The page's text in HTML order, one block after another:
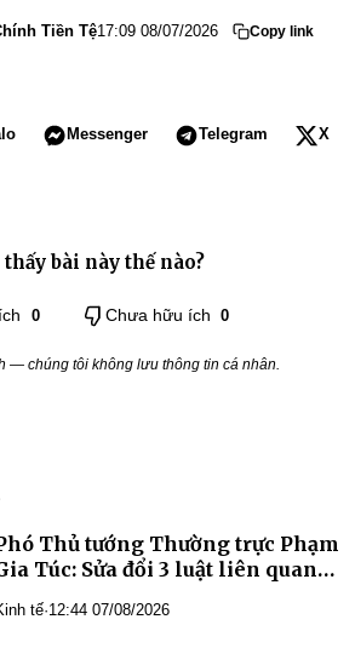
Tiền Tệ17:09 08/07/2026 Copy link
Messenger Telegram X
thấy bài này thế nào?
0 Chưa hữu ích 0
— chúng tôi không lưu thông tin cá nhân.
Thủ tướng Thường trực Phạm
Túc: Sửa đổi 3 luật liên quan
thiết, cấp bách
tế·12:44 07/08/2026